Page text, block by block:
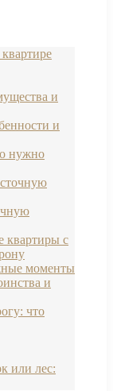
и
и
нужно
квартиры с
моменты
и
что
или лес: